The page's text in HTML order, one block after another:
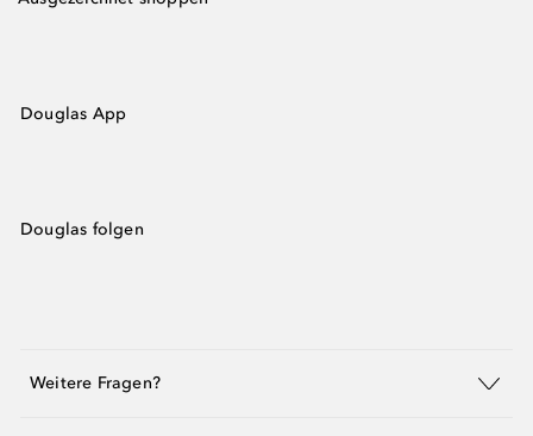
Douglas App
Douglas folgen
Weitere Fragen?